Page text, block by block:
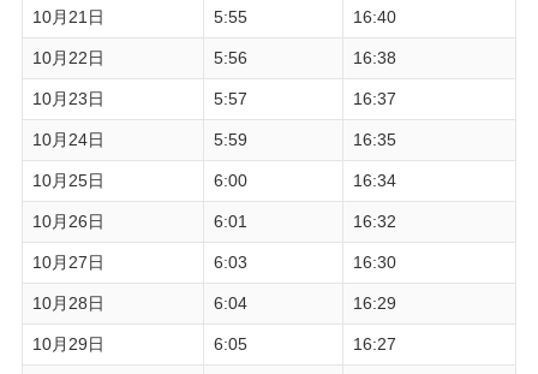
10月21日 5:55 16:40
10月22日 5:56 16:38
10月23日 5:57 16:37
10月24日 5:59 16:35
10月25日 6:00 16:34
10月26日 6:01 16:32
10月27日 6:03 16:30
10月28日 6:04 16:29
10月29日 6:05 16:27